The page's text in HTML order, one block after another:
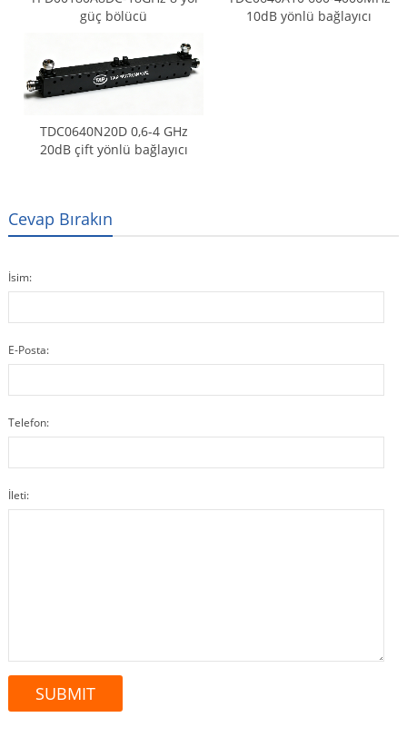
güç bölücü
10dB yönlü bağlayıcı
TDC0640N20D 0,6-4 GHz
20dB çift yönlü bağlayıcı
Cevap Bırakın
İsim:
E-Posta:
Telefon:
İleti: